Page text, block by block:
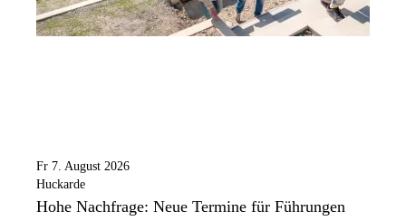
Fr 7. August 2026
Huckarde
Hohe Nachfrage: Neue Termine für Führungen